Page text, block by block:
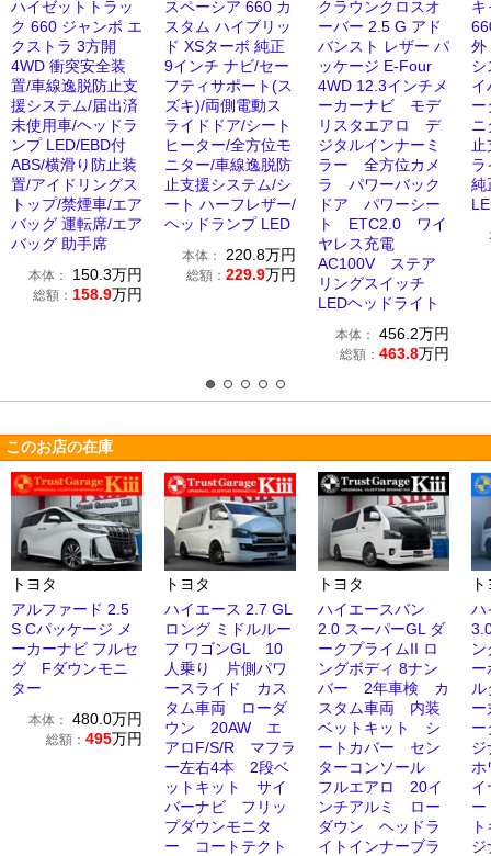
ハイゼットトラッ
ク 660 ジャンボ エ
クストラ 3方開
4WD 衝突安全装
置/車線逸脱防止支
援システム/届出済
未使用車/ヘッドラ
ンプ LED/EBD付
ABS/横滑り防止装
置/アイドリングス
トップ/禁煙車/エア
バッグ 運転席/エア
バッグ 助手席
本体： 150.3万円
総額： 158.9万円
スペーシア 660 カ
スタム ハイブリッ
ド XSターボ 純正
9インチ ナビ/セー
フティサポート(ス
ズキ)/両側電動ス
ライドドア/シート
ヒーター/全方位モ
ニター/車線逸脱防
止支援システム/シ
ート ハーフレザー/
ヘッドランプ LED
本体： 220.8万円
総額： 229.9万円
クラウンクロスオ
ーバー 2.5 G アド
バンスト レザー パ
ッケージ E-Four
4WD 12.3インチメ
ーカーナビ モデ
リスタエアロ デ
ジタルインナーミ
ラー 全方位カメ
ラ パワーバック
ドア パワーシー
ト ETC2.0 ワイ
ヤレス充電
AC100V ステア
リングスイッチ
LEDヘッドライト
本体： 456.2万円
総額： 463.8万円
キ
外
シ
イ
ー
ニ
ラ
純
このお店の在庫
トヨタ
アルファード 2.5
S Cパッケージ メ
ーカーナビ フルセ
グ Fダウンモニ
ター
本体： 480.0万円
総額： 495万円
トヨタ
ハイエース 2.7 GL
ロング ミドルルー
フ ワゴンGL 10
人乗り 片側パワ
ースライド カス
タム車両 ローダ
ウン 20AW エ
アロF/S/R マフラ
ー左右4本 2段ベ
ットキット サイ
バーナビ フリッ
プダウンモニタ
ー コートテクト
トヨタ
ハイエースバン
2.0 スーパーGL ダ
ークプライムII ロ
ングボディ 8ナン
バー 2年車検 カ
スタム車両 内装
ベットキット シ
ートカバー セン
ターコンソール
フルエアロ 20イ
ンチアルミ ロー
ダウン ヘッドラ
イトインナーブラ
ハ
ー
ジ
ホ
ジ